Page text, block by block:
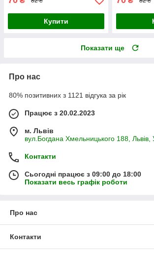
Купити
Показати ще
Про нас
80% позитивних з 1121 відгука за рік
Працює з 20.02.2023
м. Львів
вул.Богдана Хмельницького 188, Львів,
Контакти
Сьогодні працює з 09:00 до 18:00
Показати весь графік роботи
Про нас
Контакти